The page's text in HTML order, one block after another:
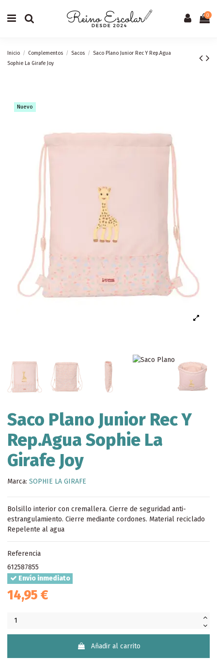
0
Inicio Complementos Sacos
Saco Plano Junior Rec Y Rep.Agua
Sophie La Girafe Joy
Nuevo
Saco Plano Junior Rec Y
Rep.Agua Sophie La
Girafe Joy
Marca: SOPHIE LA GIRAFE
Bolsillo interior con cremallera. Cierre de seguridad anti-
estrangulamiento. Cierre mediante cordones. Material reciclado
Repelente al agua
Referencia
612587855
Envío inmediato
14,95 €
Añadir al carrito